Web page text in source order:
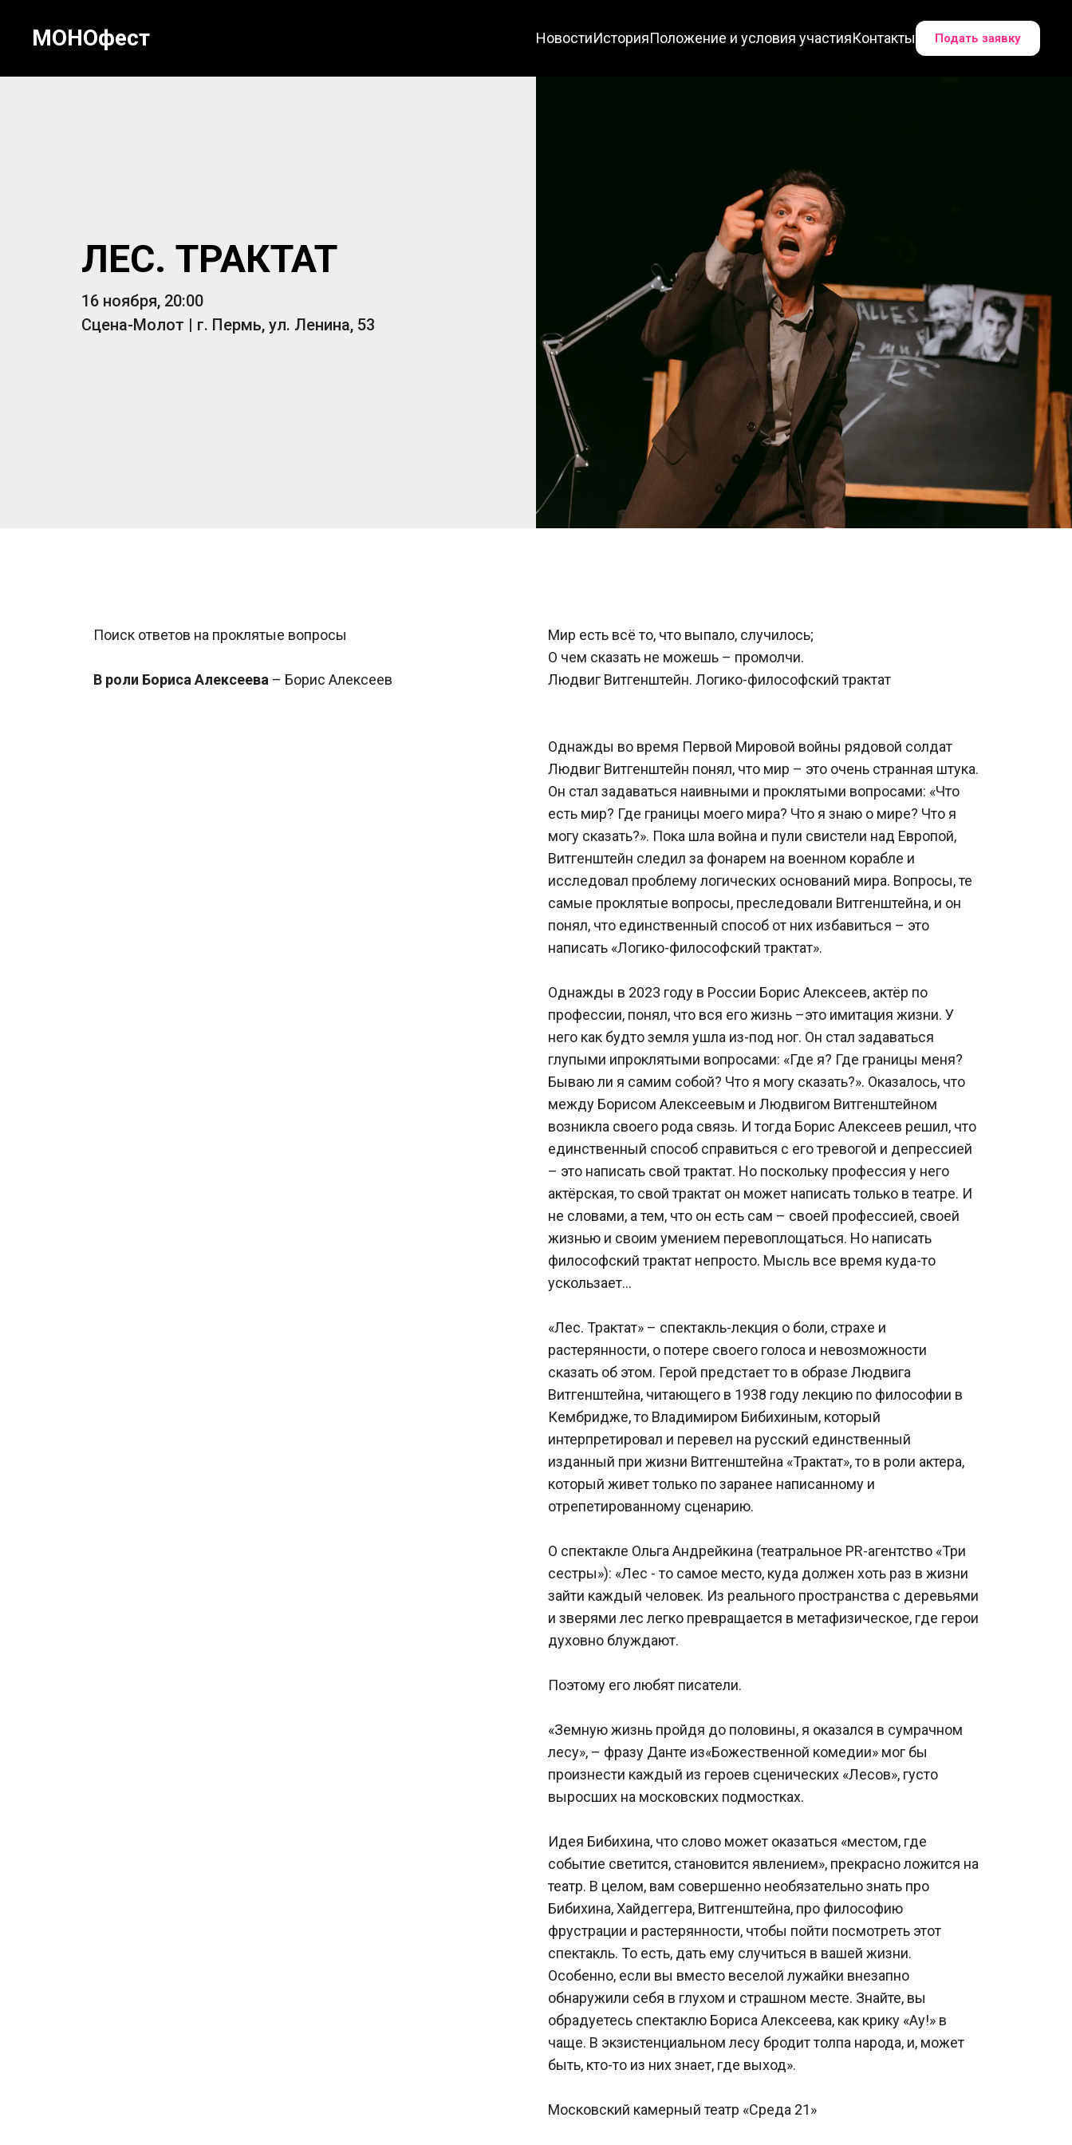
МОНОфест НовостиИсторияПоложение и условия участияКонтакты Подать заявку
ЛЕС. ТРАКТАТ
16 ноября, 20:00
Сцена-Молот | г. Пермь, ул. Ленина, 53
Поиск ответов на проклятые вопросы
В роли Бориса Алексеева – Борис Алексеев
Мир есть всё то, что выпало, случилось;
О чем сказать не можешь – промолчи.
Людвиг Витгенштейн. Логико-философский трактат
Однажды во время Первой Мировой войны рядовой солдат
Людвиг Витгенштейн понял, что мир – это очень странная штука.
Он стал задаваться наивными и проклятыми вопросами: «Что
есть мир? Где границы моего мира? Что я знаю о мире? Что я
могу сказать?». Пока шла война и пули свистели над Европой,
Витгенштейн следил за фонарем на военном корабле и
исследовал проблему логических оснований мира. Вопросы, те
самые проклятые вопросы, преследовали Витгенштейна, и он
понял, что единственный способ от них избавиться – это
написать «Логико-философский трактат».
Однажды в 2023 году в России Борис Алексеев, актёр по
профессии, понял, что вся его жизнь –это имитация жизни. У
него как будто земля ушла из-под ног. Он стал задаваться
глупыми ипроклятыми вопросами: «Где я? Где границы меня?
Бываю ли я самим собой? Что я могу сказать?». Оказалось, что
между Борисом Алексеевым и Людвигом Витгенштейном
возникла своего рода связь. И тогда Борис Алексеев решил, что
единственный способ справиться с его тревогой и депрессией
– это написать свой трактат. Но поскольку профессия у него
актёрская, то свой трактат он может написать только в театре. И
не словами, а тем, что он есть сам – своей профессией, своей
жизнью и своим умением перевоплощаться. Но написать
философский трактат непросто. Мысль все время куда-то
ускользает...
«Лес. Трактат» – спектакль-лекция о боли, страхе и
растерянности, о потере своего голоса и невозможности
сказать об этом. Герой предстает то в образе Людвига
Витгенштейна, читающего в 1938 году лекцию по философии в
Кембридже, то Владимиром Бибихиным, который
интерпретировал и перевел на русский единственный
изданный при жизни Витгенштейна «Трактат», то в роли актера,
который живет только по заранее написанному и
отрепетированному сценарию.
О спектакле Ольга Андрейкина (театральное PR-агентство «Три
сестры»): «Лес - то самое место, куда должен хоть раз в жизни
зайти каждый человек. Из реального пространства с деревьями
и зверями лес легко превращается в метафизическое, где герои
духовно блуждают.
Поэтому его любят писатели.
«Земную жизнь пройдя до половины, я оказался в сумрачном
лесу», – фразу Данте из«Божественной комедии» мог бы
произнести каждый из героев сценических «Лесов», густо
выросших на московских подмостках.
Идея Бибихина, что слово может оказаться «местом, где
событие светится, становится явлением», прекрасно ложится на
театр. В целом, вам совершенно необязательно знать про
Бибихина, Хайдеггера, Витгенштейна, про философию
фрустрации и растерянности, чтобы пойти посмотреть этот
спектакль. То есть, дать ему случиться в вашей жизни.
Особенно, если вы вместо веселой лужайки внезапно
обнаружили себя в глухом и страшном месте. Знайте, вы
обрадуетесь спектаклю Бориса Алексеева, как крику «Ау!» в
чаще. В экзистенциальном лесу бродит толпа народа, и, может
быть, кто-то из них знает, где выход».
Московский камерный театр «Среда 21»